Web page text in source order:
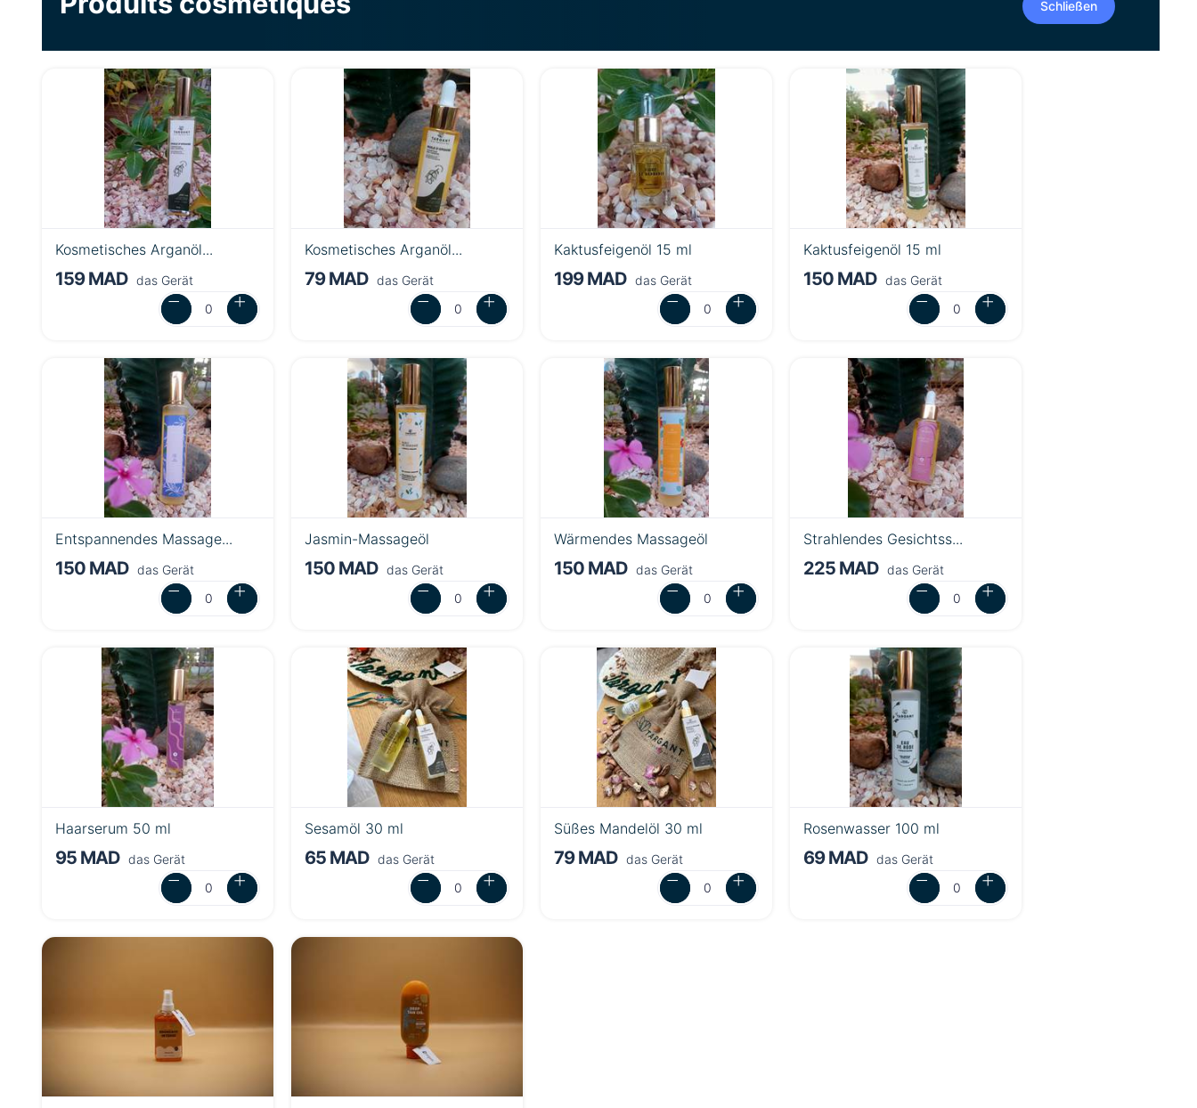
Schließen
Kosmetisches Arganöl...
159 MAD das Gerät
Kosmetisches Arganöl...
79 MAD das Gerät
Kaktusfeigenöl 15 ml
199 MAD das Gerät
Kaktusfeigenöl 15 ml
150 MAD das Gerät
Entspannendes Massage...
150 MAD das Gerät
Jasmin-Massageöl
150 MAD das Gerät
Wärmendes Massageöl
150 MAD das Gerät
Strahlendes Gesichtss...
225 MAD das Gerät
Haarserum 50 ml
95 MAD das Gerät
Sesamöl 30 ml
65 MAD das Gerät
Süßes Mandelöl 30 ml
79 MAD das Gerät
Rosenwasser 100 ml
69 MAD das Gerät